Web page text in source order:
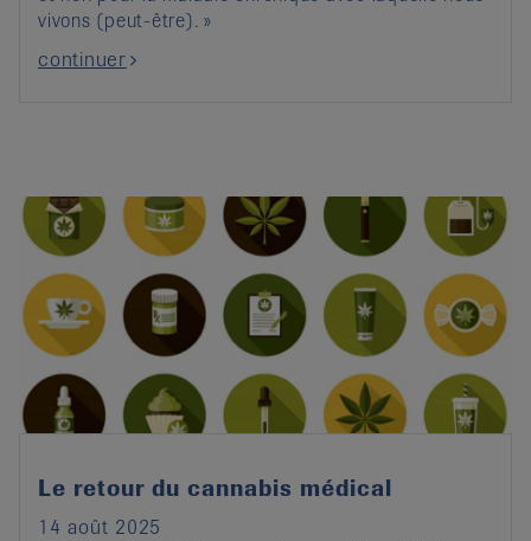
vivons (peut-être). »
continuer
Le retour du cannabis médical
14 août 2025